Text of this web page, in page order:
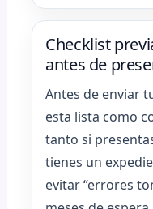
Checklist
antes de
Antes de enviar
esta lista como
tanto si
tienes un
evitar “errores